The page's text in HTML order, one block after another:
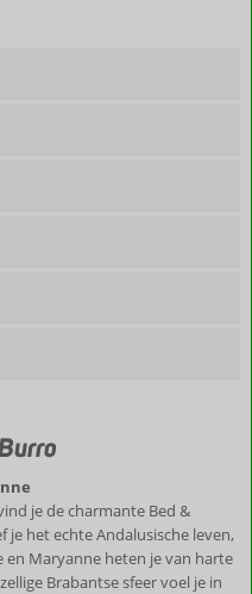
je de charmante Bed &
je het echte Andalusische leven,
Maryanne heten je van harte
Brabantse sfeer voel je in